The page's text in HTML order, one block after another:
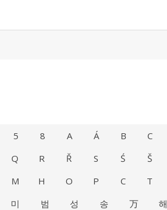
5 8 A Á B C
Q R Ř S Ś Š
М Н О Р С Т
미 범 성 송 万 해